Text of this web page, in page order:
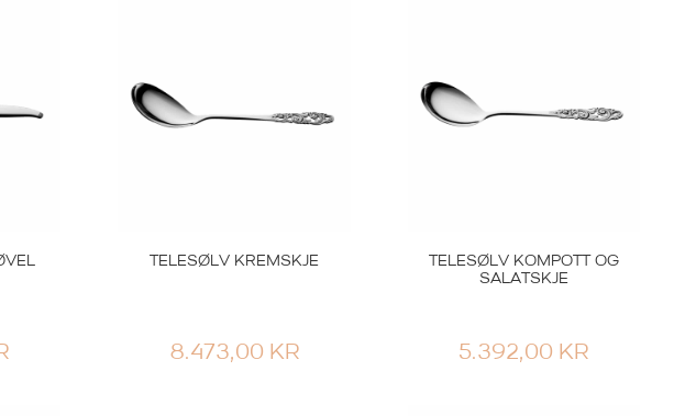
TELESØLV KREMSKJE
8.473,00 KR
TELESØLV KOMPOTT OG
SALATSKJE
5.392,00 KR